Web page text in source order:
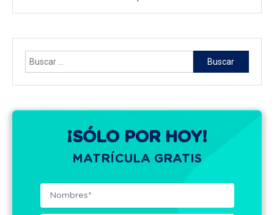
Buscar:
¡SÓLO POR HOY!
MATRÍCULA GRATIS